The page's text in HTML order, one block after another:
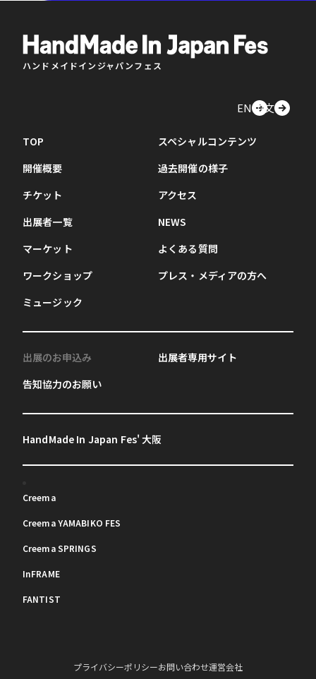
ハンドメイドインジャパンフェス
EN中文
TOP
開催概要
チケット
出展者一覧
マーケット
ワークショップ
ミュージック
スペシャルコンテンツ
過去開催の様子
アクセス
NEWS
よくある質問
プレス・メディアの方へ
出展のお申込み
告知協力のお願い
出展者専用サイト
HandMade In Japan Fes' 大阪
Creema
Creema YAMABIKO FES
Creema SPRINGS
InFRAME
FANTIST
プライバシーポリシーお問い合わせ運営会社